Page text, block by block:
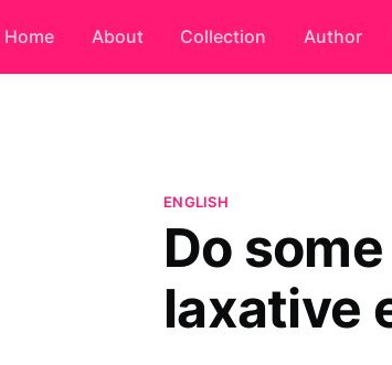
Home About Collection Author
ENGLISH
Do
laxative